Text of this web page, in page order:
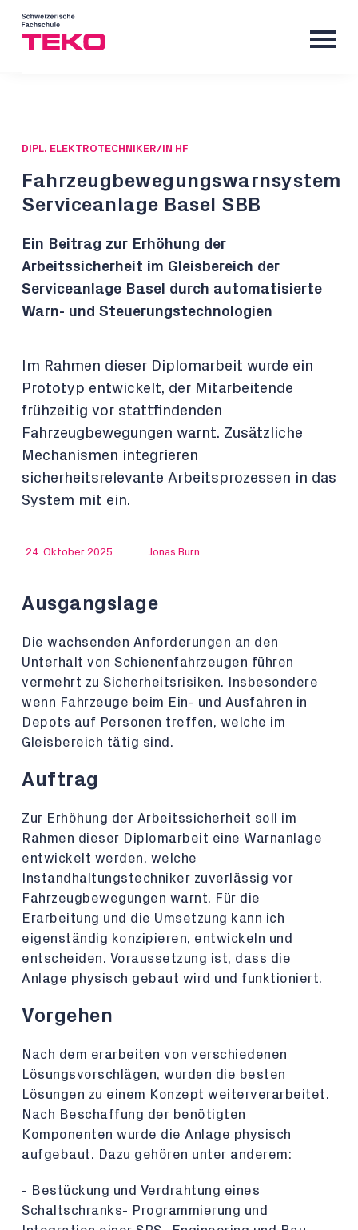
DIPL. ELEKTROTECHNIKER/IN HF
Fahrzeugbewegungswarnsystem
Serviceanlage Basel SBB
Ein Beitrag zur Erhöhung der
Arbeitssicherheit im Gleisbereich der
Serviceanlage Basel durch automatisierte
Warn- und Steuerungstechnologien
Im Rahmen dieser Diplomarbeit wurde ein
Prototyp entwickelt, der Mitarbeitende
frühzeitig vor stattfindenden
Fahrzeugbewegungen warnt. Zusätzliche
Mechanismen integrieren
sicherheitsrelevante Arbeitsprozessen in das
System mit ein.
24. Oktober 2025 Jonas Burn
Ausgangslage
Die wachsenden Anforderungen an den
Unterhalt von Schienenfahrzeugen führen
vermehrt zu Sicherheitsrisiken. Insbesondere
wenn Fahrzeuge beim Ein- und Ausfahren in
Depots auf Personen treffen, welche im
Gleisbereich tätig sind.
Auftrag
Zur Erhöhung der Arbeitssicherheit soll im
Rahmen dieser Diplomarbeit eine Warnanlage
entwickelt werden, welche
Instandhaltungstechniker zuverlässig vor
Fahrzeugbewegungen warnt. Für die
Erarbeitung und die Umsetzung kann ich
eigenständig konzipieren, entwickeln und
entscheiden. Voraussetzung ist, dass die
Anlage physisch gebaut wird und funktioniert.
Vorgehen
Nach dem erarbeiten von verschiedenen
Lösungsvorschlägen, wurden die besten
Lösungen zu einem Konzept weiterverarbeitet.
Nach Beschaffung der benötigten
Komponenten wurde die Anlage physisch
aufgebaut. Dazu gehören unter anderem:
- Bestückung und Verdrahtung eines
Schaltschranks- Programmierung und